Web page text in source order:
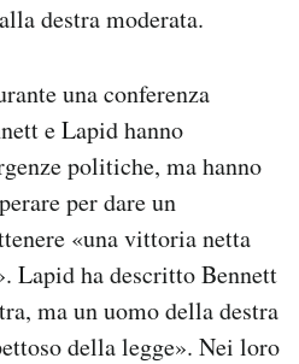
destra moderata.
una conferenza
e Lapid hanno
politiche, ma hanno
per dare un
«una vittoria netta
Lapid ha descritto Bennett
ma un uomo della destra
della legge». Nei loro